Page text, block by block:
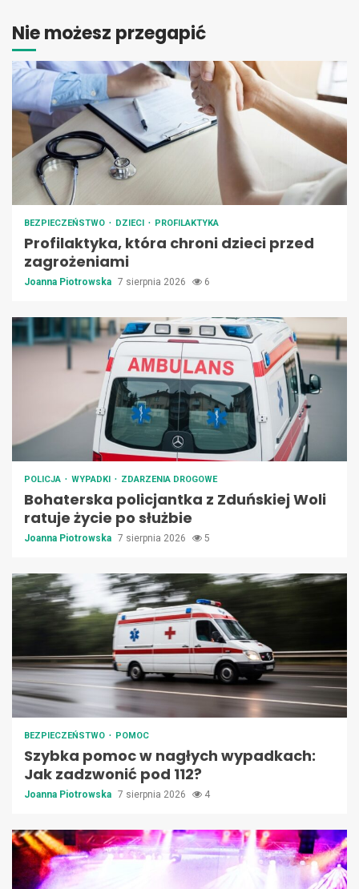
Nie możesz przegapić
BEZPIECZEŃSTWO DZIECI PROFILAKTYKA
Profilaktyka, która chroni dzieci przed
zagrożeniami
Joanna Piotrowska 7 sierpnia 2026 6
POLICJA WYPADKI ZDARZENIA DROGOWE
Bohaterska policjantka z Zduńskiej Woli
ratuje życie po służbie
Joanna Piotrowska 7 sierpnia 2026 5
BEZPIECZEŃSTWO POMOC
Szybka pomoc w nagłych wypadkach:
Jak zadzwonić pod 112?
Joanna Piotrowska 7 sierpnia 2026 4